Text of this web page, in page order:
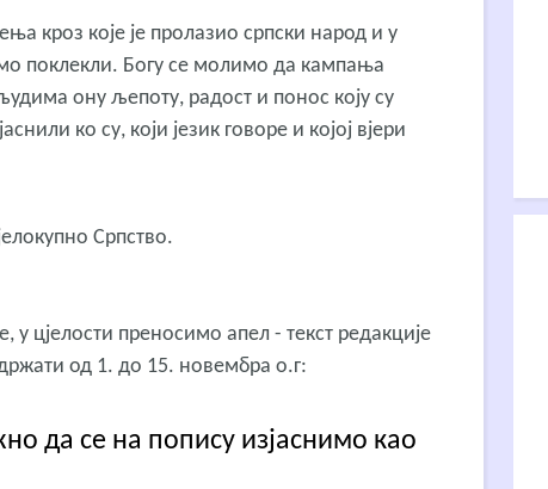
кроз које је пролазио српски народ и у
поклекли. Богу се молимо да кампања
ону љепоту, радост и понос коју су
ко су, који језик говоре и којој вјери
Српство.
цјелости преносимо апел - текст редакције
од 1. до 15. новембра о.г:
да се на попису изјаснимо као